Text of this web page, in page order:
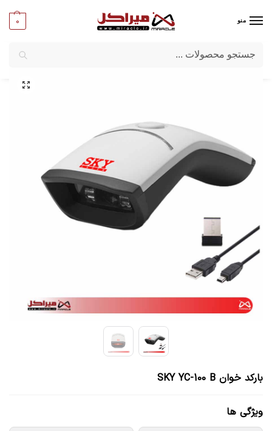
منو 0
میراکل/ماشین‌ های اداری/لوازم فروشگاهی
بارکد خوان SKY YC-100 B
ویژگی ها